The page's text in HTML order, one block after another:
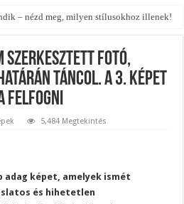
– fedezd fel az 5 legjobb fazont!
szerkesztett fotó,
táncol. A 3. képet
felfogni
5,484 Megtekintés
adag képet, amelyek ismét
és hihetetlen